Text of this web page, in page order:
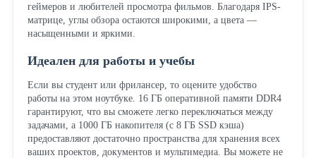
геймеров и любителей просмотра фильмов. Благодаря IPS-
матрице, углы обзора остаются широкими, а цвета —
насыщенными и яркими.
Идеален для работы и учебы
Если вы студент или фрилансер, то оцените удобство
работы на этом ноутбуке. 16 ГБ оперативной памяти DDR4
гарантируют, что вы сможете легко переключаться между
задачами, а 1000 ГБ накопителя (с 8 ГБ SSD кэша)
предоставляют достаточно пространства для хранения всех
ваших проектов, документов и мультимедиа. Вы можете не